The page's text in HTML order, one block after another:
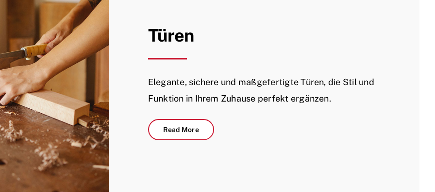
Türen
Elegante, sichere und maßgefertigte Türen, die Stil und
Funktion in Ihrem Zuhause perfekt ergänzen.
Read More